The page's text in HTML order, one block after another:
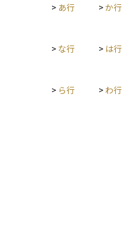
> あ行 >か行
> な行 > は行
> ら行 > わ行